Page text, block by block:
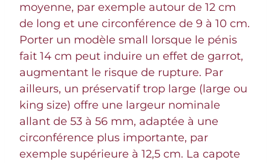
moyenne, par exemple autour de 12 cm
de long et une circonférence de 9 à 10 cm.
Porter un modèle small lorsque le pénis
fait 14 cm peut induire un effet de garrot,
augmentant le risque de rupture. Par
ailleurs, un préservatif trop large (large ou
king size) offre une largeur nominale
allant de 53 à 56 mm, adaptée à une
circonférence plus importante, par
exemple supérieure à 12,5 cm. La capote